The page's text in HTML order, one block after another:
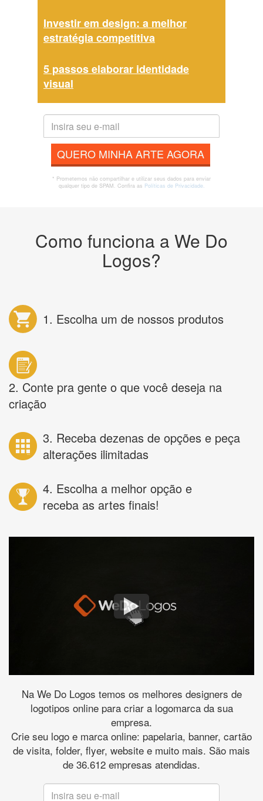
Investir em design: a melhor
estratégia competitiva
5 passos elaborar identidade
visual
QUERO MINHA ARTE AGORA
* Prometemos não compartilhar e utilizar seus dados para enviar
qualquer tipo de SPAM. Confira as Políticas de Privacidade.
Como funciona a We Do
Logos?
1. Escolha um de nossos produtos
2. Conte pra gente o que você deseja na
criação
3. Receba dezenas de opções e peça
alterações ilimitadas
4. Escolha a melhor opção e
receba as artes finais!
Na We Do Logos temos os melhores designers de
logotipos online para criar a logomarca da sua
empresa.
Crie seu logo e marca online: papelaria, banner, cartão
de visita, folder, flyer, website e muito mais. São mais
de 36.612 empresas atendidas.